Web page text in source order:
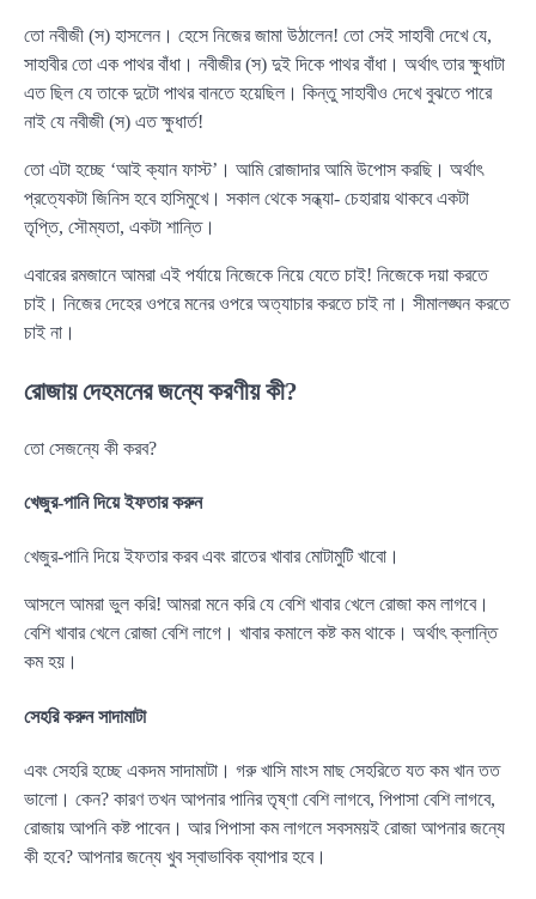
তো নবীজী (স) হাসলেন। হেসে নিজের জামা উঠালেন! তো সেই সাহাবী দেখে যে,
সাহাবীর তো এক পাথর বাঁধা। নবীজীর (স) দুই দিকে পাথর বাঁধা। অর্থাৎ তার ক্ষুধাটা
এত ছিল যে তাকে দুটো পাথর বানতে হয়েছিল। কিন্তু সাহাবীও দেখে বুঝতে পারে
নাই যে নবীজী (স) এত ক্ষুধার্ত!
তো এটা হচ্ছে ‘আই ক্যান ফাস্ট’। আমি রোজাদার আমি উপোস করছি। অর্থাৎ
প্রত্যেকটা জিনিস হবে হাসিমুখে। সকাল থেকে সন্ধ্যা- চেহারায় থাকবে একটা
তৃপ্তি, সৌম্যতা, একটা শান্তি।
এবারের রমজানে আমরা এই পর্যায়ে নিজেকে নিয়ে যেতে চাই! নিজেকে দয়া করতে
চাই। নিজের দেহের ওপরে মনের ওপরে অত্যাচার করতে চাই না। সীমালঙ্ঘন করতে
চাই না।
রোজায় দেহমনের জন্যে করণীয় কী?
তো সেজন্যে কী করব?
খেজুর-পানি দিয়ে ইফতার করুন
খেজুর-পানি দিয়ে ইফতার করব এবং রাতের খাবার মোটামুটি খাবো।
আসলে আমরা ভুল করি! আমরা মনে করি যে বেশি খাবার খেলে রোজা কম লাগবে।
বেশি খাবার খেলে রোজা বেশি লাগে। খাবার কমালে কষ্ট কম থাকে। অর্থাৎ ক্লান্তি
কম হয়।
সেহরি করুন সাদামাটা
এবং সেহরি হচ্ছে একদম সাদামাটা। গরু খাসি মাংস মাছ সেহরিতে যত কম খান তত
ভালো। কেন? কারণ তখন আপনার পানির তৃষ্ণা বেশি লাগবে, পিপাসা বেশি লাগবে,
রোজায় আপনি কষ্ট পাবেন। আর পিপাসা কম লাগলে সবসময়ই রোজা আপনার জন্যে
কী হবে? আপনার জন্যে খুব স্বাভাবিক ব্যাপার হবে।